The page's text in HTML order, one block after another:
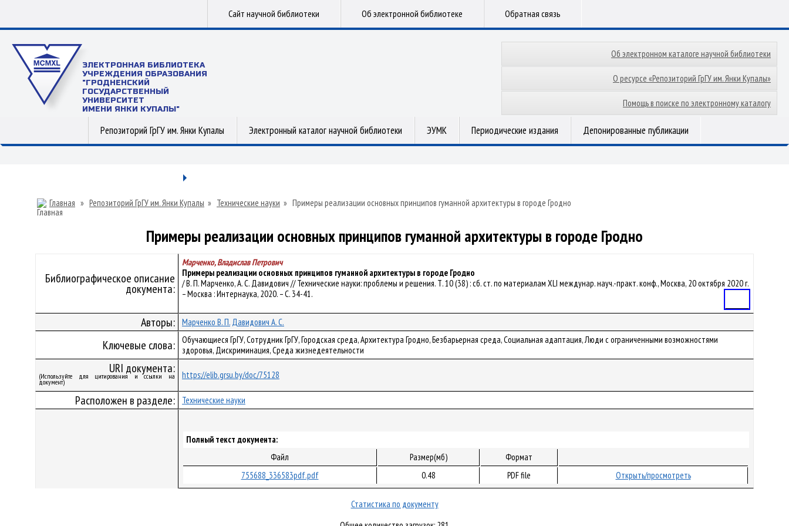
Сайт научной библиотеки Об электронной библиотеке Обратная связь
ЭЛЕКТРОННАЯ БИБЛИОТЕКА
УЧРЕЖДЕНИЯ ОБРАЗОВАНИЯ
"ГРОДНЕНСКИЙ
ГОСУДАРСТВЕННЫЙ
УНИВЕРСИТЕТ
ИМЕНИ ЯНКИ КУПАЛЫ"
Об электронном каталоге научной библиотеки
О ресурсе «Репозиторий ГрГУ им. Янки Купалы»
Помощь в поиске по электронному каталогу
Репозиторий ГрГУ им. Янки Купалы Электронный каталог научной библиотеки ЭУМК Периодические издания Депонированные публикации
Главная » Репозиторий ГрГУ им. Янки Купалы » Технические науки » Примеры реализации основных принципов гуманной архитектуры в городе Гродно
Примеры реализации основных принципов гуманной архитектуры в городе Гродно
Библиографическое описание
документа:
Марченко, Владислав Петрович
Примеры реализации основных принципов гуманной архитектуры в городе Гродно
/ В. П. Марченко, А. С. Давидович // Технические науки: проблемы и решения. Т. 10 (38) : сб. ст. по материалам XLI междунар. науч.-практ. конф., Москва, 20 октября 2020 г.
– Москва : Интернаука, 2020. – С. 34-41.
Авторы: Марченко В. П. Давидович А. С.
Ключевые слова:
Обучающиеся ГрГУ, Сотрудник ГрГУ, Городская среда, Архитектура Гродно, Безбарьерная среда, Социальная адаптация, Люди с ограниченными возможностями
здоровья, Дискриминация, Среда жизнедеятельности
URI документа:
(Используйте для цитирования и ссылки на
документ)
https://elib.grsu.by/doc/75128
Расположен в разделе: Технические науки
Полный текст документа:
Файл
Размер(мб)
Формат
755688_336583pdf.pdf
0.48 PDF file Открыть/просмотреть
Статистика по документу